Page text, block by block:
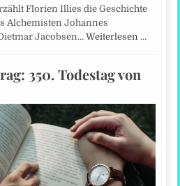
Florien Illies die Geschichte
Alchemisten Johannes
Jacobsen…Weiterlesen …
350. Todestag von